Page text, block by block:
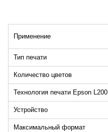
Применение
Тип печати
Количество цветов
Технология печати Epson L200
Устройство
Максимальный формат